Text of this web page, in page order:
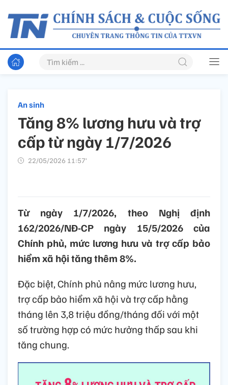
An sinh
Tăng 8% lương hưu và trợ
cấp từ ngày 1/7/2026
22/05/2026 11:57’
Từ ngày 1/7/2026, theo Nghị định
162/2026/NĐ-CP ngày 15/5/2026 của
Chính phủ, mức lương hưu và trợ cấp bảo
hiểm xã hội tăng thêm 8%.
Đặc biệt, Chính phủ nâng mức lương hưu,
trợ cấp bảo hiểm xã hội và trợ cấp hằng
tháng lên 3,8 triệu đồng/tháng đối với một
số trường hợp có mức hưởng thấp sau khi
tăng chung.